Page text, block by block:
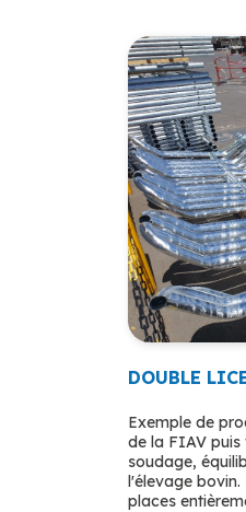
DOUBLE
Exemple de
de la FIAV puis
soudage,
l'élevage
places